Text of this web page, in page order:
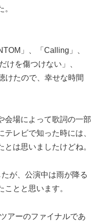
」、「Calling」、
けを傷つけない」、
けたので、幸せな時間
会場によって歌詞の一部
レビで知った時には、
は思いましたけどね。
が、公演中は雨が降る
とと思います。
アーのファイナルであ